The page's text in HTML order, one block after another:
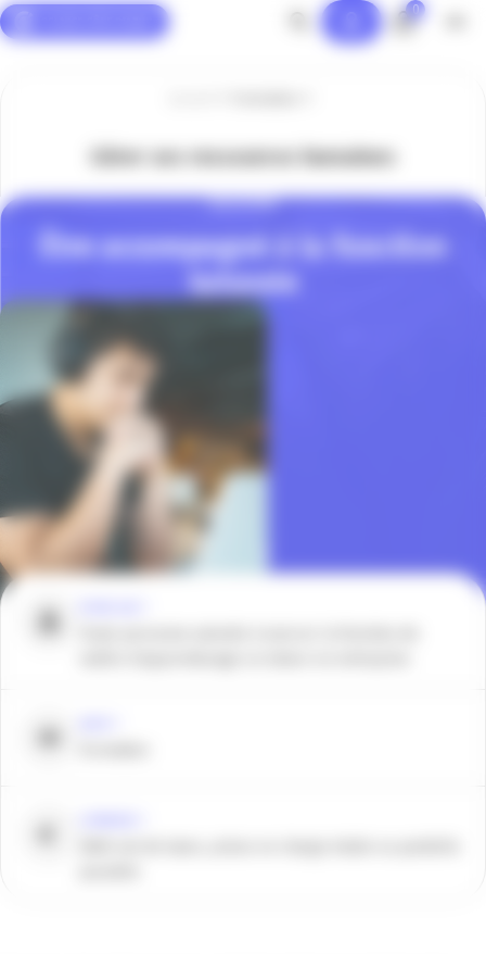
0
Gérer ses ressources humaines
SOLUTIONS
Être accompagné à la fonction
tutorale
Panneau de gestion des cookies